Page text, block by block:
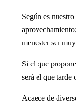
Según es
menester ser
Si el que
será el que tarde
Acaece de